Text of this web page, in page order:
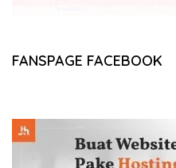
FANSPAGE FACEBOOK